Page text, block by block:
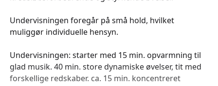
Undervisningen foregår på små hold, hvilket
muliggør individuelle hensyn.
Undervisningen: starter med 15 min. opvarmning til
glad musik. 40 min. store dynamiske øvelser, tit med
forskellige redskaber. ca. 15 min. koncentreret